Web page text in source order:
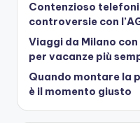
Contenzioso
controversie con
Viaggi da Milano
per vacanze più
Quando montare la
è il momento giusto